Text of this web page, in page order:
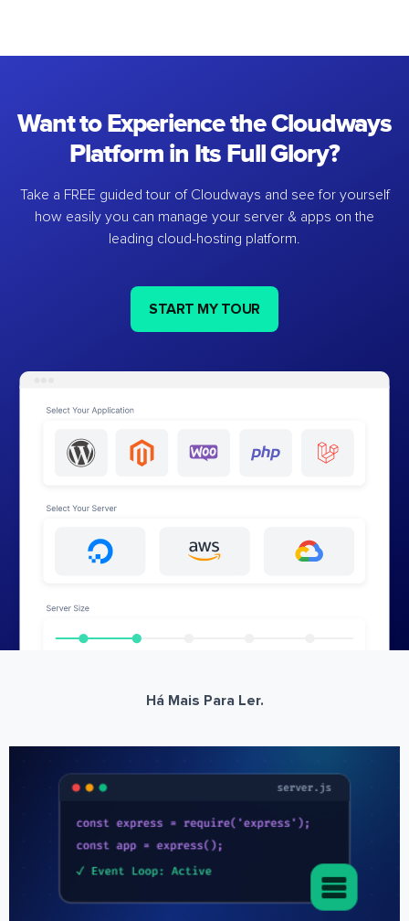
Want to Experience the Cloudways
Platform in Its Full Glory?
Take a FREE guided tour of Cloudways and see for yourself
how easily you can manage your server & apps on the
leading cloud-hosting platform.
START MY TOUR
Há Mais Para Ler.